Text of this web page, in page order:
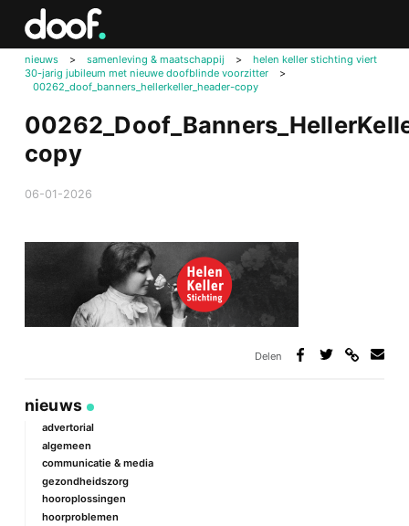
nieuws > samenleving & maatschappij >
helen keller stichting viert
30-jarig jubileum met nieuwe doofblinde voorzitter
>
00262_doof_banners_hellerkeller_header-copy
copy
06-01-2026
Delen
nieuws
advertorial
algemeen
communicatie & media
gezondheidszorg
hooroplossingen
hoorproblemen
in
Doof.nl